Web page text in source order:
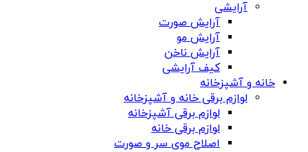
آرایشی
آرایش صورت
آرایش مو
آرایش ناخن
کیف آرایشی
خانه و آشپزخانه
لوازم برقی خانه و آشپزخانه
لوازم برقی آشپزخانه
لوازم برقی خانه
اصلاح موی سر و صورت